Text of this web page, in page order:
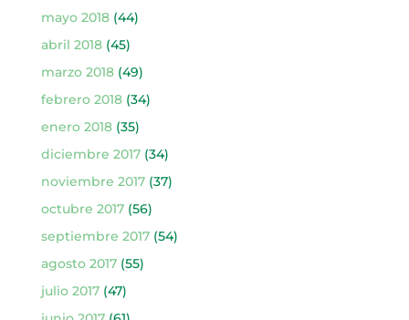
mayo 2018(44)
abril 2018(45)
marzo 2018(49)
febrero 2018(34)
enero 2018(35)
diciembre 2017(34)
noviembre 2017(37)
octubre 2017(56)
septiembre 2017(54)
agosto 2017(55)
julio 2017(47)